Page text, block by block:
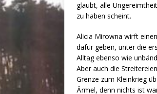
glaubt, alle
zu haben scheint.
Alicia Mirowna wirft
dafür geben, unter die
Alltag ebenso wie
Aber auch die
Grenze zum Kleinkrieg
Ärmel, denn nichts ist